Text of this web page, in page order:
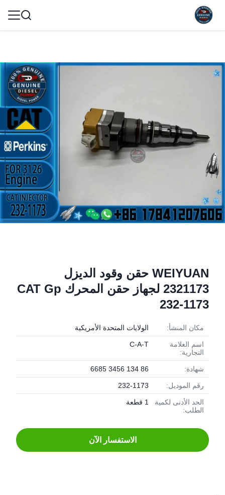
WEIYUAN حقن وقود الديزل
2321173 لجهاز حقن المحرك CAT Gp
232-1173
مكان المنشأ: الولايات المتحدة الأمريكية
اسم العلامة
التجارية:
C-A-T
شهادة: 86 134 3456 6685
رقم الموديل: 232-1173
الحد الأدنى لكمية
الطلب:
1 قطعة
الاستفسار الآن